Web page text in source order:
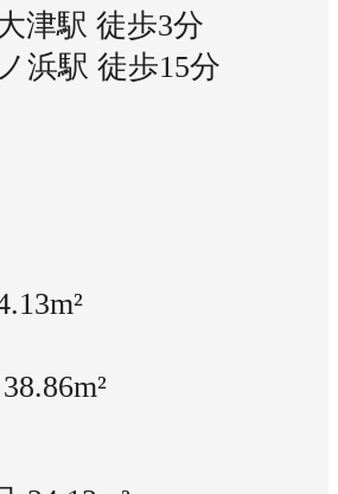
津駅 徒歩3分
浜駅 徒歩15分
38.86m²